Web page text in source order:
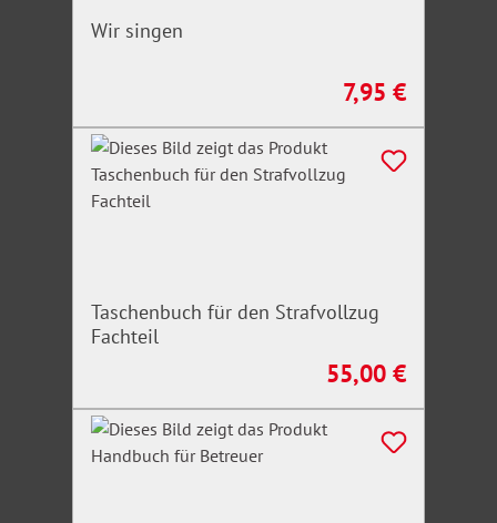
Wir singen
Regulärer Preis:
7,95 €
Taschenbuch für den Strafvollzug
Fachteil
Regulärer Preis:
55,00 €